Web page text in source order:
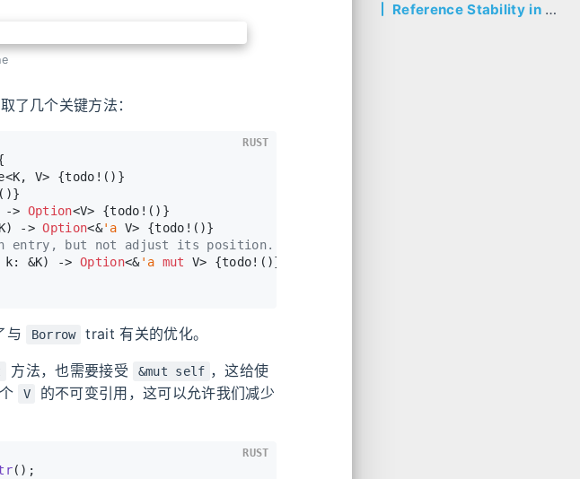
了几个关键方法：
V> {todo!()}
-> Option<V> {todo!()}
-> Option<&'a V> {todo!()}
entry, but not adjust its position.
k: &K) -> Option<&'a mut V> {todo!()}
RUST
与 Borrow trait 有关的优化。
方法，也需要接受 &mut self ，这给使
V
的不可变引用，这可以允许我们减少
();
RUST
Reference Stability in C++ STL